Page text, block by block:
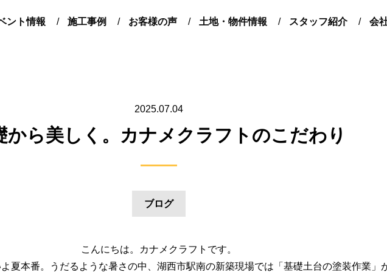
ント情報 施工事例 お客様の声 土地・物件情報 スタッフ紹介 会
2025.07.04
から美しく。カナメクラフトのこだわり
ブログ
こんにちは。カナメクラフトです。
夏本番。うだるような暑さの中、湖西市駅南の新築現場では「基礎土台の塗装作業」